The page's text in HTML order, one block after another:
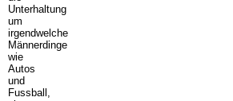
Unterhaltung
um
irgendwelche
Männerdinge
wie
Autos
und
Fussball,